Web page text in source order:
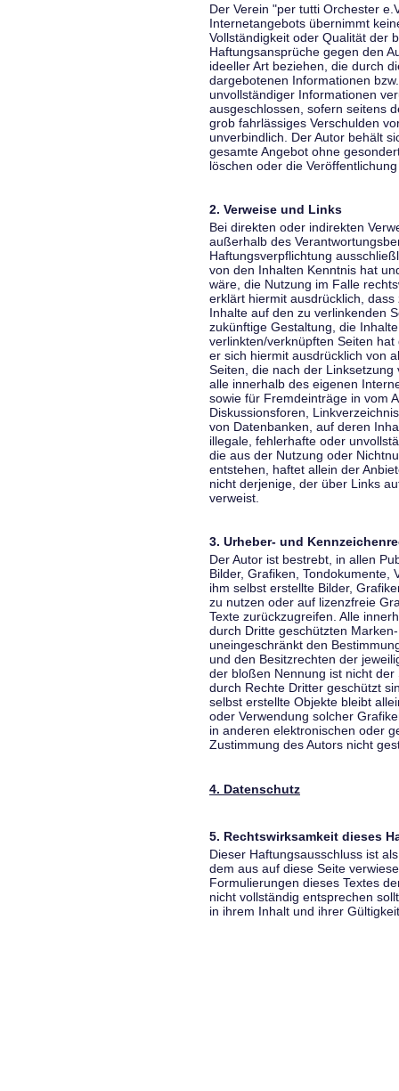
Der Verein "per tutti Orchester
Internetangebots übernimmt
Vollständigkeit oder Qualität der
Haftungsansprüche gegen den
ideeller Art beziehen, die durch
dargebotenen Informationen
unvollständiger Informationen
ausgeschlossen, sofern seitens
grob fahrlässiges Verschulden
unverbindlich. Der Autor behält
gesamte Angebot ohne
löschen oder die
2. Verweise und Links
Bei direkten oder indirekten
außerhalb des
Haftungsverpflichtung
von den Inhalten Kenntnis hat
wäre, die Nutzung im Falle
erklärt hiermit ausdrücklich,
Inhalte auf den zu verlinkenden
zukünftige Gestaltung, die
verlinkten/verknüpften Seiten
er sich hiermit ausdrücklich von
Seiten, die nach der
alle innerhalb des eigenen
sowie für Fremdeinträge in vom
Diskussionsforen,
von Datenbanken, auf deren
illegale, fehlerhafte oder
die aus der Nutzung oder
entstehen, haftet allein der
nicht derjenige, der über Links
verweist.
3. Urheber- und
Der Autor ist bestrebt, in allen
Bilder, Grafiken, Tondokumente,
ihm selbst erstellte Bilder,
zu nutzen oder auf lizenzfreie
Texte zurückzugreifen. Alle
durch Dritte geschützten
uneingeschränkt den
und den Besitzrechten der
der bloßen Nennung ist nicht
durch Rechte Dritter geschützt
selbst erstellte Objekte bleibt
oder Verwendung solcher
in anderen elektronischen oder
Zustimmung des Autors nicht
4. Datenschutz
5. Rechtswirksamkeit dieses
Dieser Haftungsausschluss ist
dem aus auf diese Seite
Formulierungen dieses Textes
nicht vollständig entsprechen
in ihrem Inhalt und ihrer